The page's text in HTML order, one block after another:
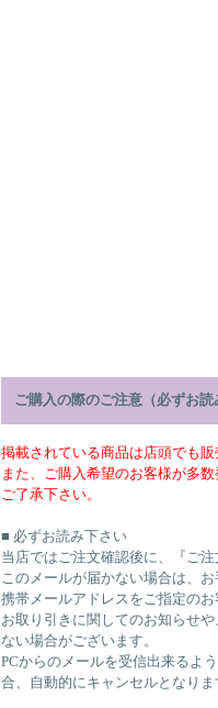
ご購入の際のご注意（必ずお読
掲載されている商品は店頭でも
また、ご購入希望のお客様が多
ご了承下さい。
■ 必ずお読み下さい
当店ではご注文確認後に、『ご
このメールが届かない場合は、
携帯メールアドレスをご指定の
お取り引きに関してのお知らせ
ない場合がございます。
PCからのメールを受信出来るよ
合、自動的にキャンセルとなり